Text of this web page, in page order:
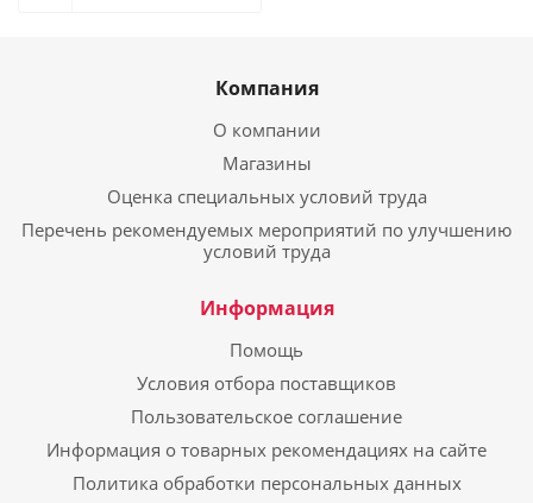
Компания
О компании
Магазины
Оценка специальных условий труда
Перечень рекомендуемых мероприятий по улучшению
условий труда
Информация
Помощь
Условия отбора поставщиков
Пользовательское соглашение
Информация о товарных рекомендациях на сайте
Политика обработки персональных данных